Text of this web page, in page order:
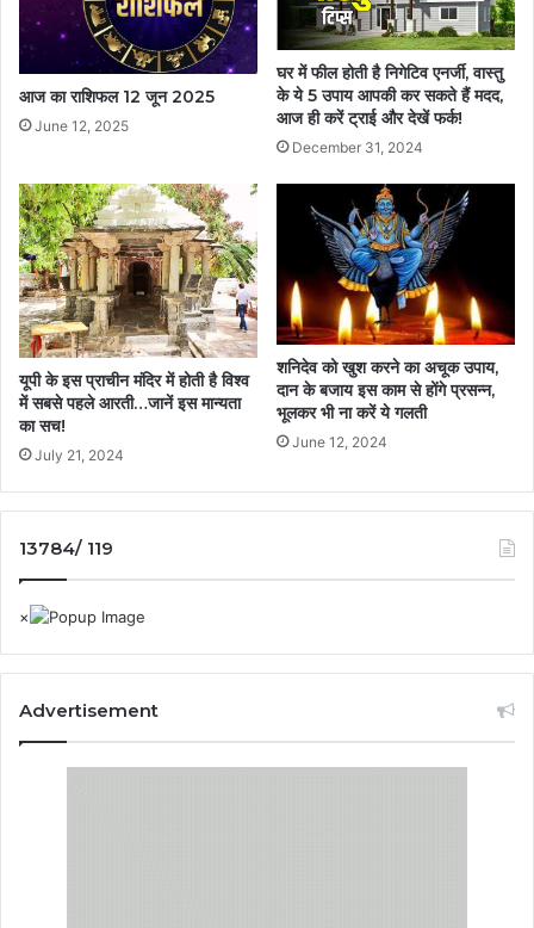
आज का राशिफल 12 जून 2025
June 12, 2025
घर में फील होती है निगेटिव एनर्जी, वास्तु
के ये 5 उपाय आपकी कर सकते हैं मदद,
आज ही करें ट्राई और देखें फर्क!
December 31, 2024
यूपी के इस प्राचीन मंदिर में होती है विश्व
में सबसे पहले आरती…जानें इस मान्यता
का सच!
July 21, 2024
शनिदेव को खुश करने का अचूक उपाय,
दान के बजाय इस काम से होंगे प्रसन्न,
भूलकर भी ना करें ये गलती
June 12, 2024
13784/ 119
Advertisement